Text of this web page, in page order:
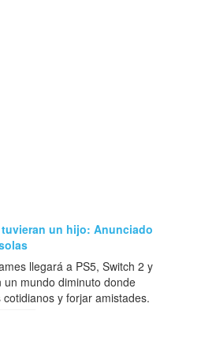
un hijo: Anunciado
llegará a PS5, Switch 2 y
mundo diminuto donde
y forjar amistades.